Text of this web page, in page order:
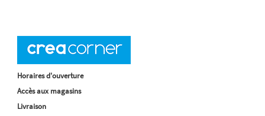
Horaires d'ouverture
Accès aux magasins
Livraison